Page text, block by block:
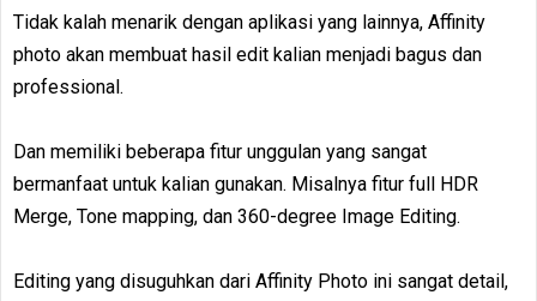
Tidak kalah menarik dengan aplikasi yang lainnya, Affinity
photo akan membuat hasil edit kalian menjadi bagus dan
professional.
Dan memiliki beberapa fitur unggulan yang sangat
bermanfaat untuk kalian gunakan. Misalnya fitur full HDR
Merge, Tone mapping, dan 360-degree Image Editing.
Editing yang disuguhkan dari Affinity Photo ini sangat detail,